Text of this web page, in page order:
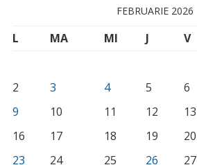
FEBRUARIE 2026
L MA MI J V
2
3 4 5 6
9
10 11 12 13
16
17 18 19 20
23
24 25 26 27